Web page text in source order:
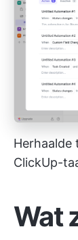
Herhaalde
ClickUp-
Wat